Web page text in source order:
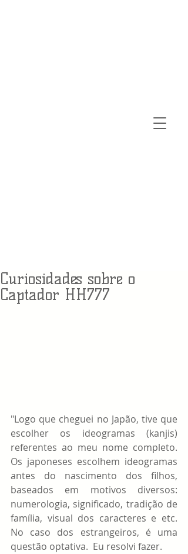
Curiosidades sobre o
Captador HH777
"Logo que cheguei no Japão, tive que
escolher os ideogramas (kanjis)
referentes ao meu nome completo.
Os japoneses escolhem ideogramas
antes do nascimento dos filhos,
baseados em motivos diversos:
numerologia, significado, tradição de
família, visual dos caracteres e etc.
No caso dos estrangeiros, é uma
questão optativa.  Eu resolvi fazer.